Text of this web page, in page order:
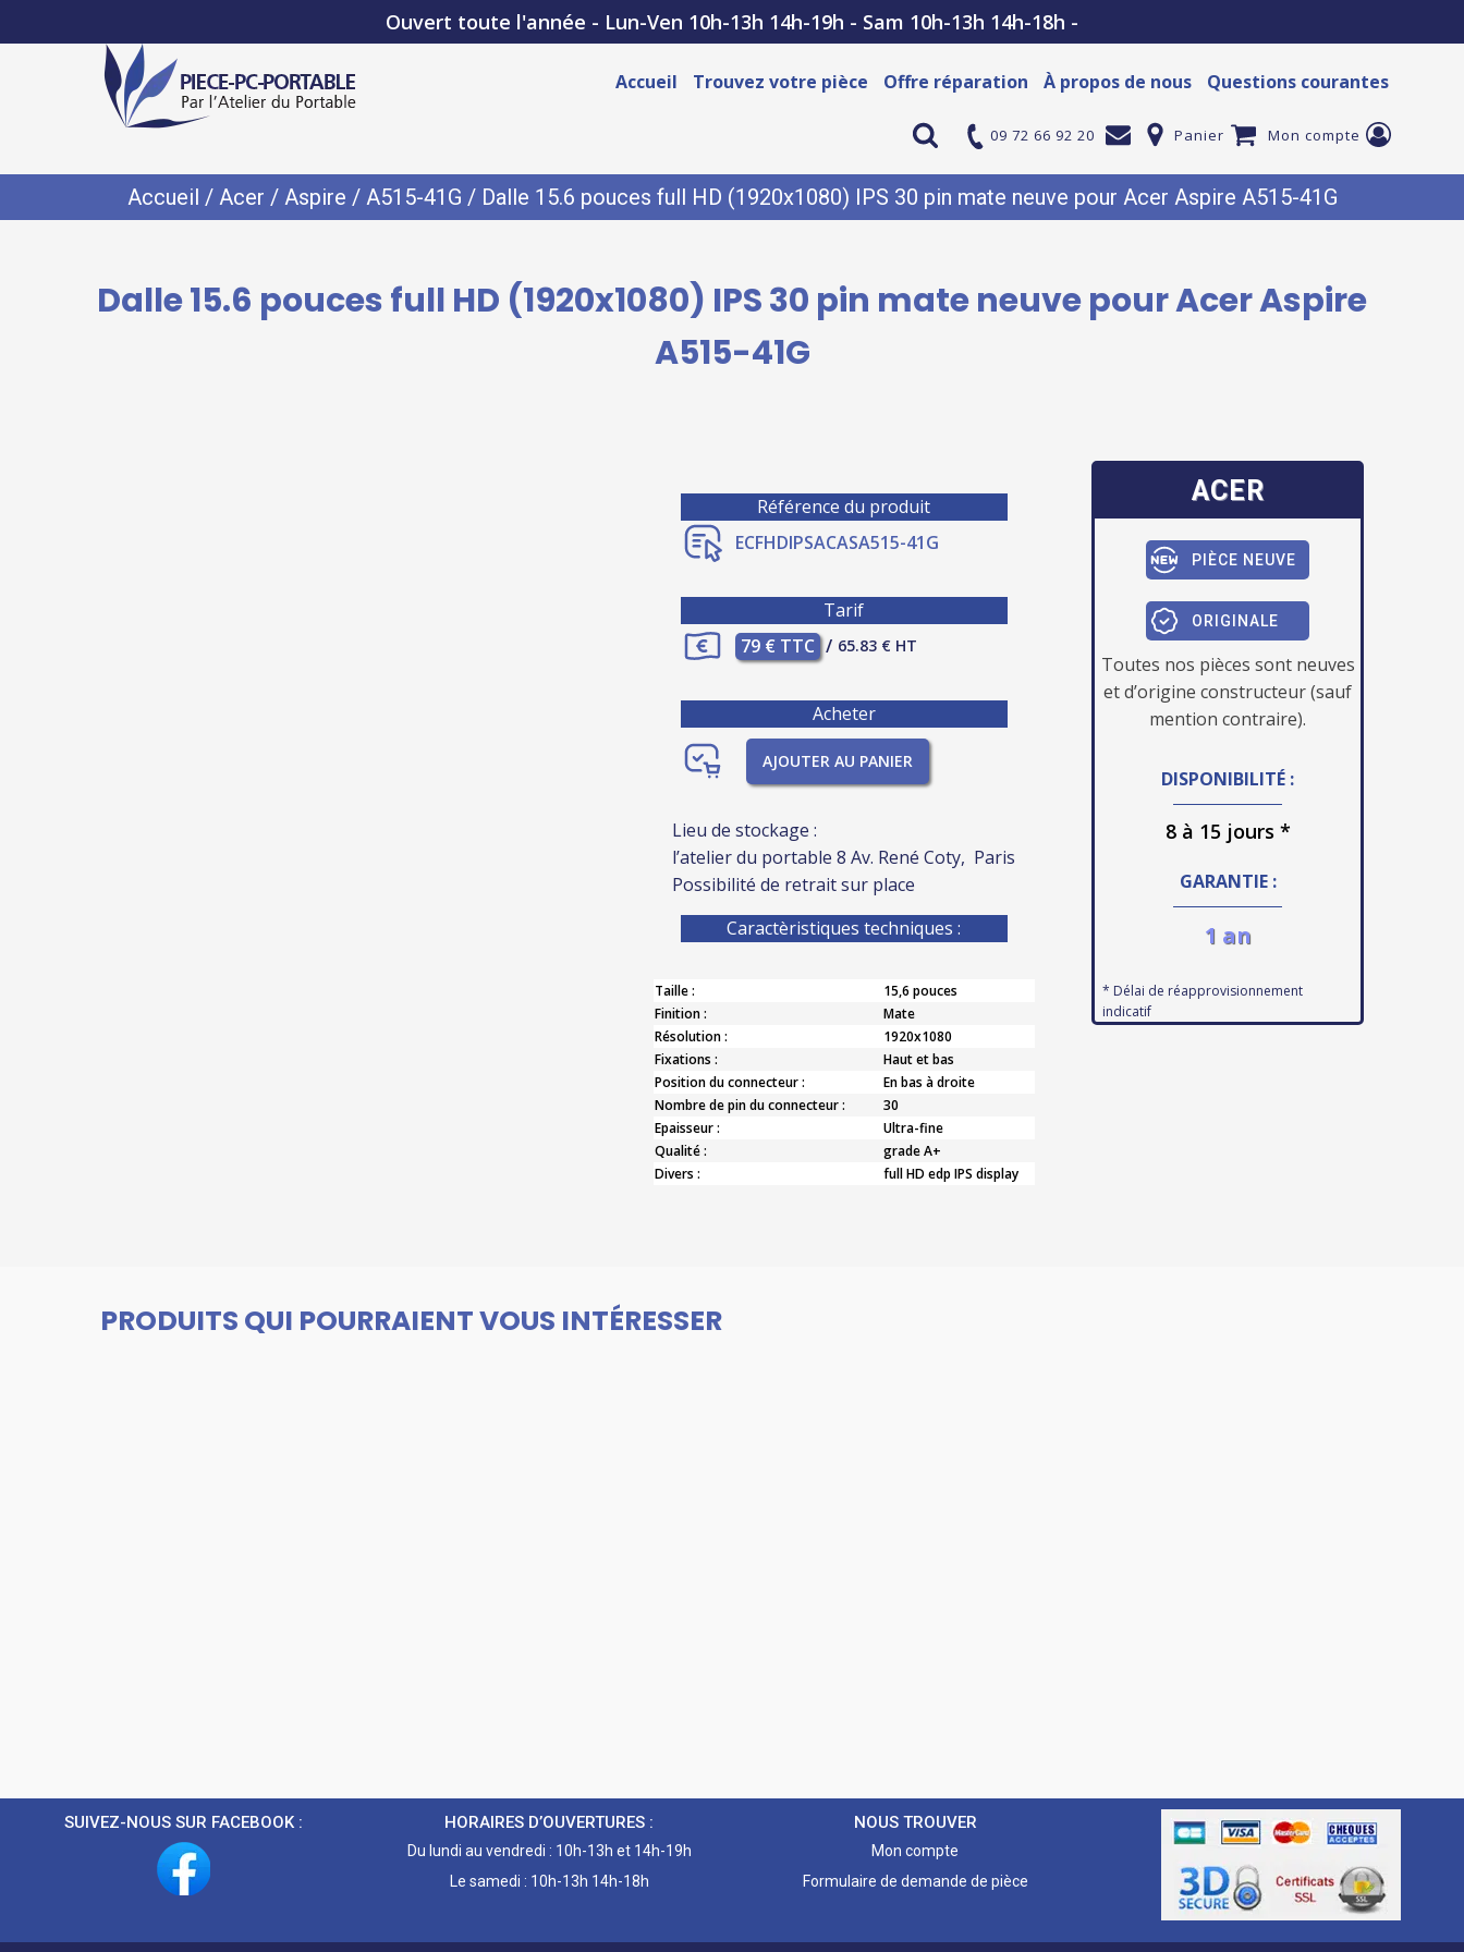
Ouvert toute l'année - Lun-Ven 10h-13h 14h-19h - Sam 10h-13h 14h-18h -
Accueil Trouvez votre pièce Offre réparation À propos de nous Questions courantes
09 72 66 92 20 Panier Mon compte
Accueil / Acer / Aspire / A515-41G / Dalle 15.6 pouces full HD (1920x1080) IPS 30 pin mate neuve pour Acer Aspire A515-41G
Dalle 15.6 pouces full HD (1920x1080) IPS 30 pin mate neuve pour Acer Aspire
A515-41G
Référence du produit
ECFHDIPSACASA515-41G
Tarif
79 € TTC / 65.83 € HT
Acheter
AJOUTER AU PANIER
Lieu de stockage :
l’atelier du portable 8 Av. René Coty, Paris
Possibilité de retrait sur place
Caractèristiques techniques :
Taille :
15,6 pouces
Finition :
Mate
Résolution :
1920x1080
Fixations :
Haut et bas
Position du connecteur :
En bas à droite
Nombre de pin du connecteur :
30
Epaisseur :
Ultra-fine
Qualité :
grade A+
Divers :
full HD edp IPS display
ACER
PIÈCE NEUVE
ORIGINALE
Toutes nos pièces sont neuves
et d’origine constructeur (sauf
mention contraire).
DISPONIBILITÉ :
8 à 15 jours *
GARANTIE :
1 an
* Délai de réapprovisionnement
indicatif
PRODUITS QUI POURRAIENT VOUS INTÉRESSER
SUIVEZ-NOUS SUR FACEBOOK : HORAIRES D’OUVERTURES :
Du lundi au vendredi : 10h-13h et 14h-19h
Le samedi : 10h-13h 14h-18h
NOUS TROUVER
Mon compte
Formulaire de demande de pièce